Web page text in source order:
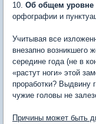
10. Об общем уровне
орфографии и
Учитывая все
внезапно возникшего
середине года (не в
«растут ноги» этой
проработки? Выдвину
чужие головы не
Причины может быть